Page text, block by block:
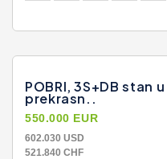
POBRI, 3S+DB stan
prekrasn..
550.000 EUR
602.030 USD
521.840 CHF